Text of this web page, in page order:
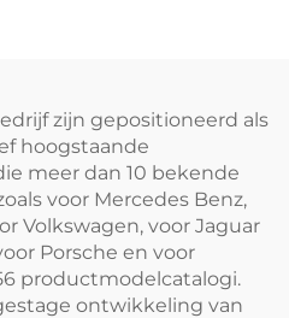
zijn gepositioneerd als
hoogstaande
meer dan 10 bekende
voor Mercedes Benz,
Volkswagen, voor Jaguar
Porsche en voor
productmodelcatalogi.
ontwikkeling van